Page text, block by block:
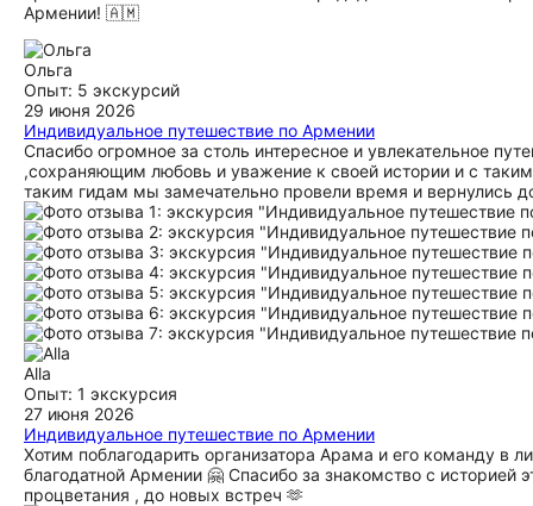
Армении! 🇦🇲
Ольга
Опыт: 5 экскурсий
29 июня 2026
Индивидуальное путешествие по Армении
Спасибо огромное за столь интересное и увлекательное
,сохраняющим любовь и уважение к своей истории и с
таким гидам мы замечательно провели время и вернулись
Alla
Опыт: 1 экскурсия
27 июня 2026
Индивидуальное путешествие по Армении
Хотим поблагодарить организатора Арама и его команду в
благодатной Армении 🤗 Спасибо за знакомство с
процветания , до новых встреч 🫶